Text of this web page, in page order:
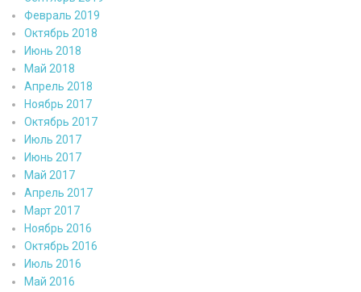
Февраль 2019
Октябрь 2018
Июнь 2018
Май 2018
Апрель 2018
Ноябрь 2017
Октябрь 2017
Июль 2017
Июнь 2017
Май 2017
Апрель 2017
Март 2017
Ноябрь 2016
Октябрь 2016
Июль 2016
Май 2016